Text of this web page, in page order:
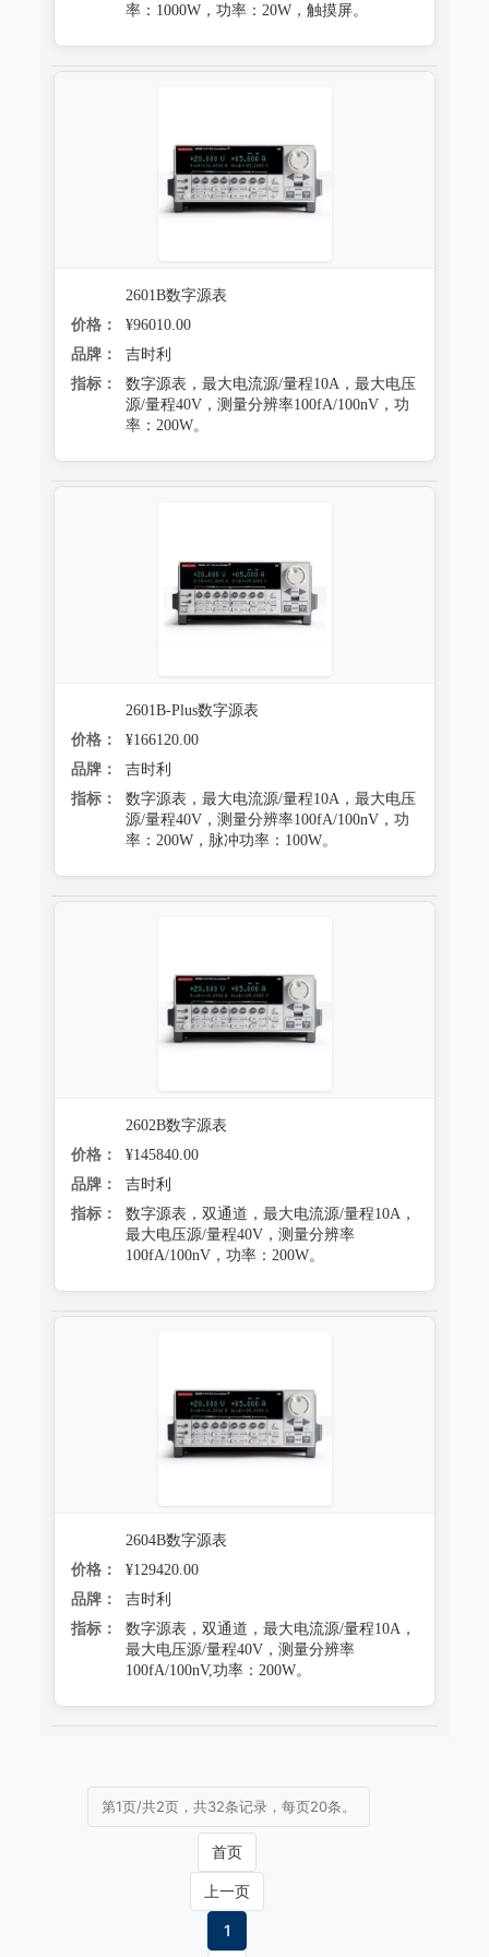
率：1000W，功率：20W，触摸屏。
2601B数字源表
价格：
¥96010.00
品牌：
吉时利
指标：
数字源表，最大电流源/量程10A，最大电压
源/量程40V，测量分辨率100fA/100nV，功
率：200W。
2601B-Plus数字源表
价格：
¥166120.00
品牌：
吉时利
指标：
数字源表，最大电流源/量程10A，最大电压
源/量程40V，测量分辨率100fA/100nV，功
率：200W，脉冲功率：100W。
2602B数字源表
价格：
¥145840.00
品牌：
吉时利
指标：
数字源表，双通道，最大电流源/量程10A，
最大电压源/量程40V，测量分辨率
100fA/100nV，功率：200W。
2604B数字源表
价格：
¥129420.00
品牌：
吉时利
指标：
数字源表，双通道，最大电流源/量程10A，
最大电压源/量程40V，测量分辨率
100fA/100nV,功率：200W。
第1页/共2页，共32条记录，每页20条。
首页
上一页
1